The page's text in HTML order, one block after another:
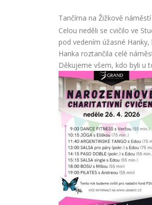
Tančírna na Žižkově
Celou neděli se cvičilo ve
pod vedením úžasné
Hanka roztančila celé
Děkujeme všem, kdo byli u